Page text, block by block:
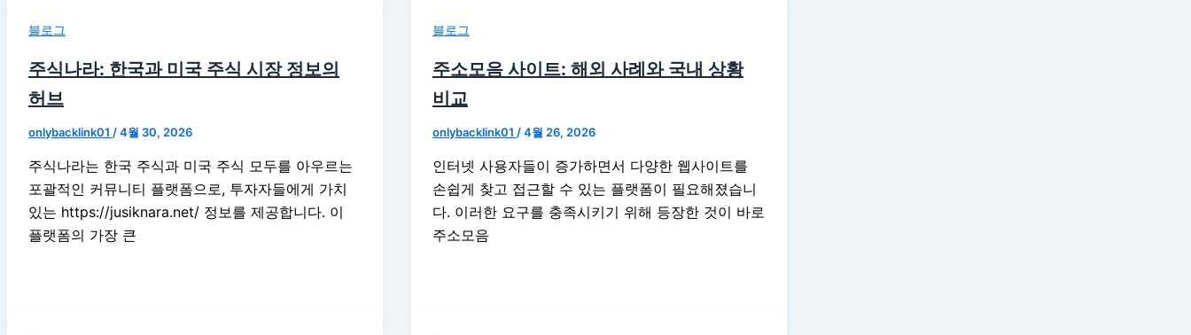
블로그
주식나라: 한국과 미국 주식 시장 정보의
허브
onlybacklink01 /4월 30, 2026
주식나라는 한국 주식과 미국 주식 모두를 아우르는
포괄적인 커뮤니티 플랫폼으로, 투자자들에게 가치
있는 https://jusiknara.net/ 정보를 제공합니다. 이
플랫폼의 가장 큰
블로그
주소모음 사이트: 해외 사례와 국내 상황
비교
onlybacklink01 /4월 26, 2026
인터넷 사용자들이 증가하면서 다양한 웹사이트를
손쉽게 찾고 접근할 수 있는 플랫폼이 필요해졌습니
다. 이러한 요구를 충족시키기 위해 등장한 것이 바로
주소모음